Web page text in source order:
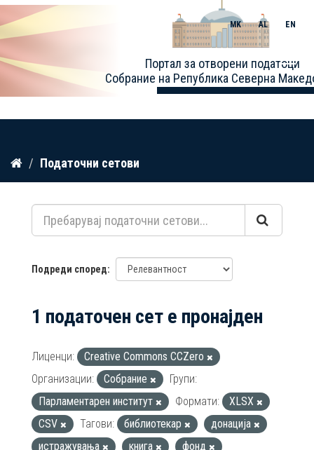
Прескокнете
содржина
Портал за отворени податоци
Собрание на Република Северна
MK AL EN
Toggle
Податочни сетови
Подреди според
1 податочен сет е пронајден
Лиценци:
Creative Commons CCZero
Организации:
Собрание
Групи:
Парламентарен институт
Формати:
XLSX
CSV
Тагови: библиотекар
донација
истражувања
книга фонд